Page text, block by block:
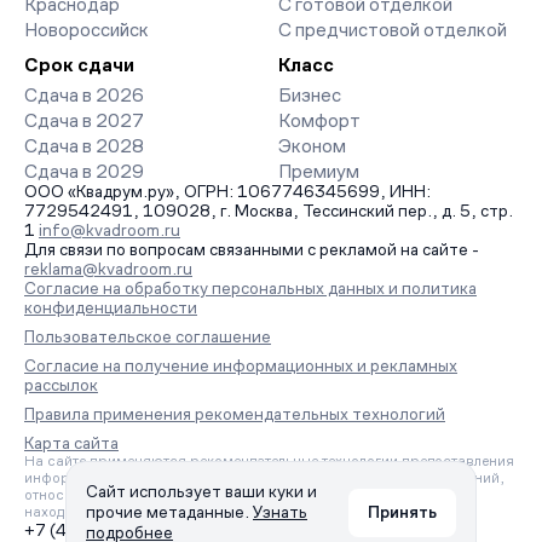
Краснодар
Новороссийск
С готовой отделкой
С предчистовой отделкой
Срок сдачи
Сдача в 2026
Сдача в 2027
Сдача в 2028
Сдача в 2029
Класс
Бизнес
Комфорт
Эконом
Премиум
ООО «Квадрум.ру», ОГРН: 1067746345699, ИНН:
7729542491, 109028, г. Москва, Тессинский пер., д. 5, стр.
1 info@kvadroom.ru
Для связи по вопросам связанными с рекламой на сайте -
reklama@kvadroom.ru
Согласие на обработку персональных данных и политика
конфиденциальности
Пользовательское соглашение
Согласие на получение информационных и рекламных
рассылок
Правила применения рекомендательных технологий
Карта сайта
На сайте применяются рекомендательные технологии предоставления
информации на основе сбора, систематизации и анализа сведений,
относящихся к предпочтениям пользователей сети «Интернет»,
находящихся на территории Российской Федерации.
+7 (495) 157-88-80
Сайт использует ваши куки и
прочие метаданные. Узнать
подробнее
Принять